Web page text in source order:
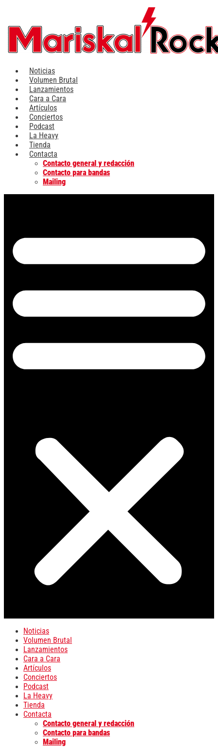
contenido
Noticias
Volumen Brutal
Lanzamientos
Cara a Cara
Artículos
Conciertos
Podcast
La Heavy
Tienda
Contacta
Contacto general y redacción
Contacto para bandas
Mailing
Noticias
Volumen Brutal
Lanzamientos
Cara a Cara
Artículos
Conciertos
Podcast
La Heavy
Tienda
Contacta
Contacto general y redacción
Contacto para bandas
Mailing